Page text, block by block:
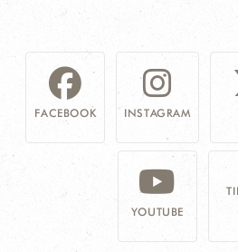
FACEBOOK INSTAGRAM
YOUTUBE